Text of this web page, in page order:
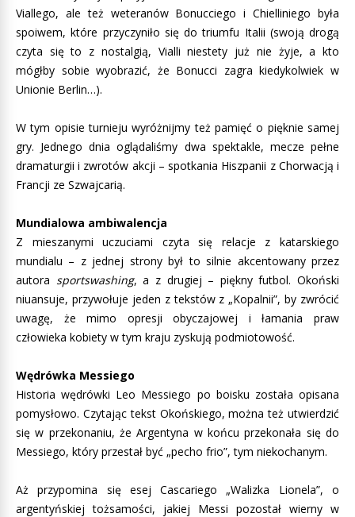
Viallego, ale też weteranów Bonucciego i Chielliniego była
spoiwem, które przyczyniło się do triumfu Italii (swoją drogą
czyta się to z nostalgią, Vialli niestety już nie żyje, a kto
mógłby sobie wyobrazić, że Bonucci zagra kiedykolwiek w
Unionie Berlin…).
W tym opisie turnieju wyróżnijmy też pamięć o pięknie samej
gry. Jednego dnia oglądaliśmy dwa spektakle, mecze pełne
dramaturgii i zwrotów akcji – spotkania Hiszpanii z Chorwacją i
Francji ze Szwajcarią.
Mundialowa ambiwalencja
Z mieszanymi uczuciami czyta się relacje z katarskiego
mundialu – z jednej strony był to silnie akcentowany przez
autora sportswashing, a z drugiej – piękny futbol. Okoński
niuansuje, przywołuje jeden z tekstów z „Kopalnii”, by zwrócić
uwagę, że mimo opresji obyczajowej i łamania praw
człowieka kobiety w tym kraju zyskują podmiotowość.
Wędrówka Messiego
Historia wędrówki Leo Messiego po boisku została opisana
pomysłowo. Czytając tekst Okońskiego, można też utwierdzić
się w przekonaniu, że Argentyna w końcu przekonała się do
Messiego, który przestał być „pecho frio”, tym niekochanym.
Aż przypomina się esej Cascariego „Walizka Lionela”, o
argentyńskiej tożsamości, jakiej Messi pozostał wierny w